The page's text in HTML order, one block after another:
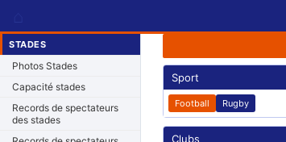
STADES
Photos Stades
Capacité stades
Records de spectateurs
des stades
Sport
Football Rugby
Clubs